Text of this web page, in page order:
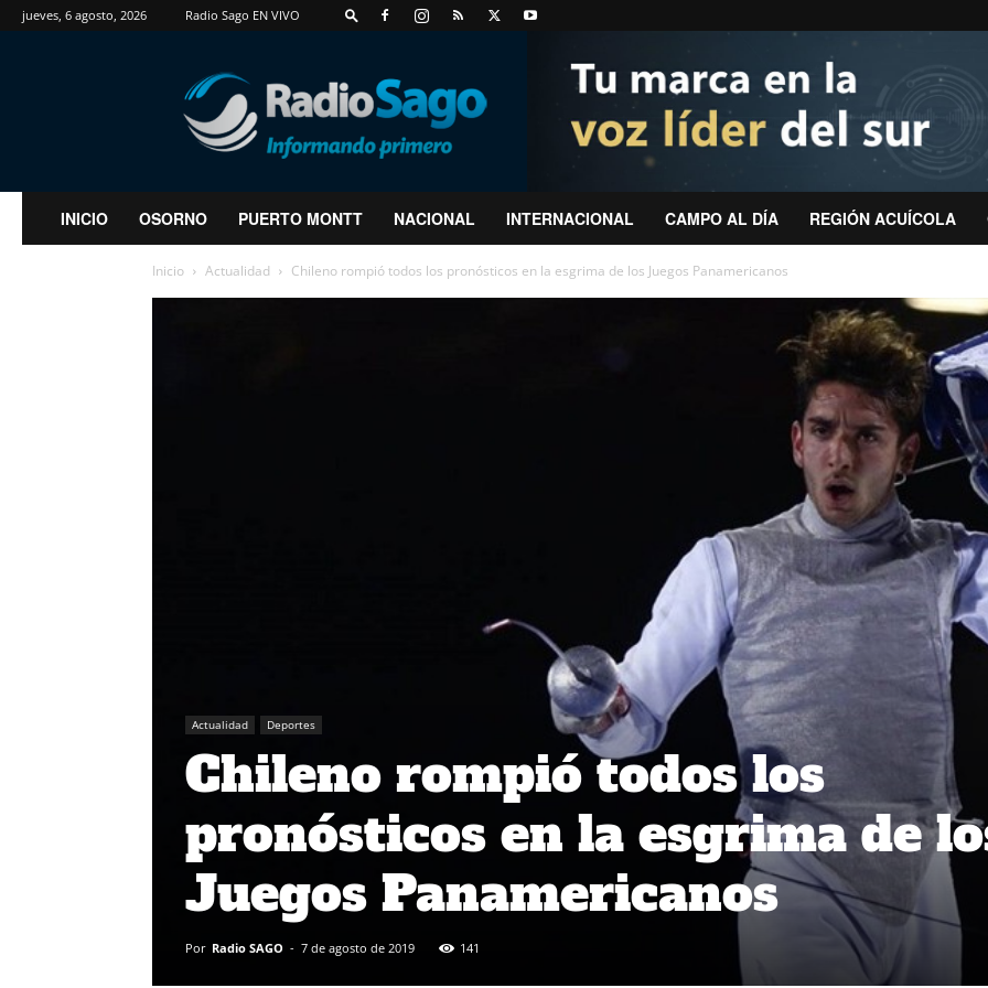
jueves, 6 agosto, 2026 Radio Sago EN VIVO
RadioSago
INICIO OSORNO PUERTO MONTT NACIONAL INTERNACIONAL CAMPO AL DÍA REGIÓN ACUÍCOLA
Inicio Actualidad Chileno rompió todos los pronósticos en la esgrima de los Juegos Panamericanos
Actualidad Deportes
Chileno rompió todos los
pronósticos en la esgrima de
Juegos Panamericanos
Por Radio SAGO - 7 de agosto de 2019 141